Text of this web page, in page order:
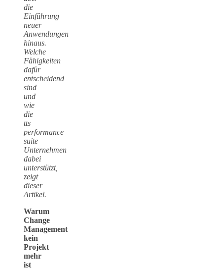
die
Einführung
neuer
Anwendungen
hinaus.
Welche
Fähigkeiten
dafür
entscheidend
sind
und
wie
die
tts
performance
suite
Unternehmen
dabei
unterstützt,
zeigt
dieser
Artikel.
Warum
Change
Management
kein
Projekt
mehr
ist